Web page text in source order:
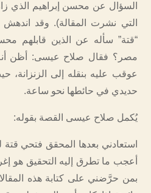
السؤال عن محسن إبراهيم الذي
التي نشرت المقالة). وقد
“قتة” سأله عن الذين قابلهم
مصر؟ فقال صلاح عيسى: أظن
عوقب عليه بنقله إلى
حديدي في حائطها نحو ساعة.
يُكمل صلاح عيسى القصة بقوله:
استعادني بعدها المحقق فتحي
أعجب ما تطرق إليه التحقيق هو
بمن حرَّضني على كتابة هذه